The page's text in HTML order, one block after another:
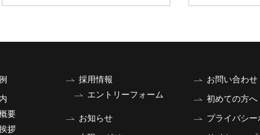
要
拶
採用情報
エントリーフォーム
お知らせ
お問い合わせ
初めての方へ
プライバシー